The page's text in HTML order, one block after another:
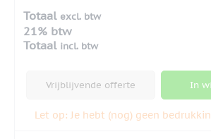
Totaal excl. btw
21% btw
Totaal incl. btw
Vrijblijvende offerte In
Let op: Je hebt (nog) geen